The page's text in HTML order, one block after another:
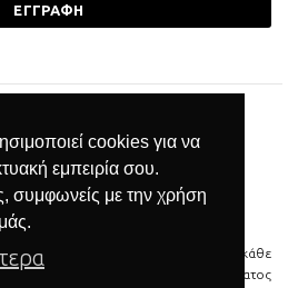
cookies για να
εμπειρία σου.
συμφωνείς με την χρήση
Μπαξεβανίδης | Με την επιφύλαξη κάθε
νόμιμου δικαιώματος